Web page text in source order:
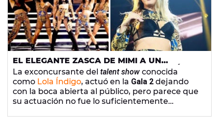
EL ELEGANTE ZASCA DE MIMI A UN
MIEMBRO DEL JURADO QUE LE CRITICÓ EN
LA GALA
La exconcursante del talent show conocida
como Lola Índigo, actuó en la Gala 2 dejando
con la boca abierta al público, pero parece que
su actuación no fue lo suficientemente